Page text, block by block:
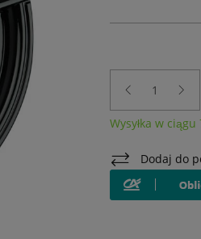
Wysyłka w
Dodaj do